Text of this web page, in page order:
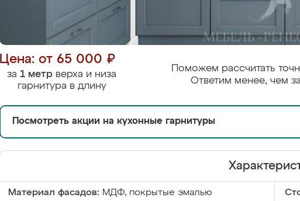
Цена: от 65 000 ₽
за 1 метр верха и низа
гарнитура в длину
Поможем рассчитать
Ответим менее, чем
Посмотреть акции на кухонные гарнитуры
Материал фасадов: МДФ, покрытые эмалью